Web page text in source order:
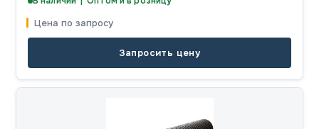
Цена по запросу
Запросить цену